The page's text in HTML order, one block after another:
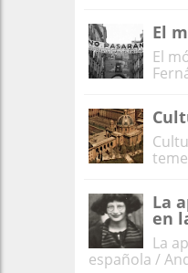
El
El
teme
La
en
La
española /